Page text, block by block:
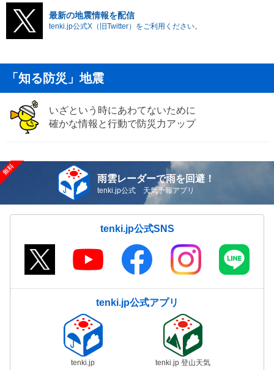
最新の地震情報を配信
tenki.jp公式X（旧Twitter）をご利用ください。
「知る防災」地震
いざという時にあわてないために
確かな情報と行動で防災力アップ
雨雲レーダーで雨を回避！
tenki.jp公式 天気予報アプリ
tenki.jp公式SNS
tenki.jp公式アプリ
tenki.jp tenki.jp 登山天気